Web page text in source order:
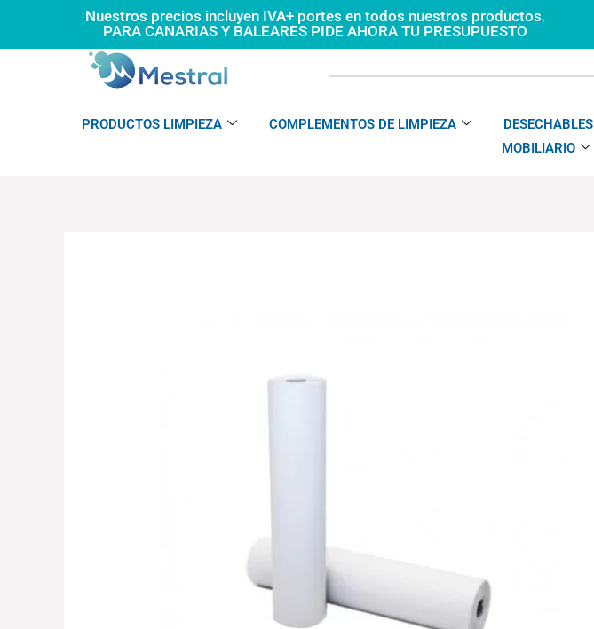
Nuestros precios incluyen IVA+ portes en todos nuestros productos.
PARA CANARIAS Y BALEARES PIDE AHORA TU PRESUPUESTO
PRODUCTOS LIMPIEZA COMPLEMENTOS DE LIMPIEZA DESECHABLES
MOBILIARIO